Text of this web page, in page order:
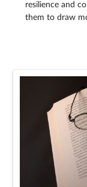
resilience and
them to draw